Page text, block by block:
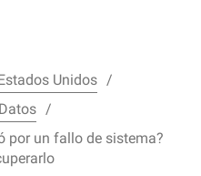
Unidos
por un fallo de sistema?